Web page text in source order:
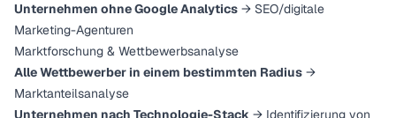
Unternehmen ohne Google Analytics → SEO/digitale
Marketing-Agenturen
Marktforschung & Wettbewerbsanalyse
Alle Wettbewerber in einem bestimmten Radius →
Marktanteilsanalyse
Unternehmen nach Technologie-Stack → Identifizierung von